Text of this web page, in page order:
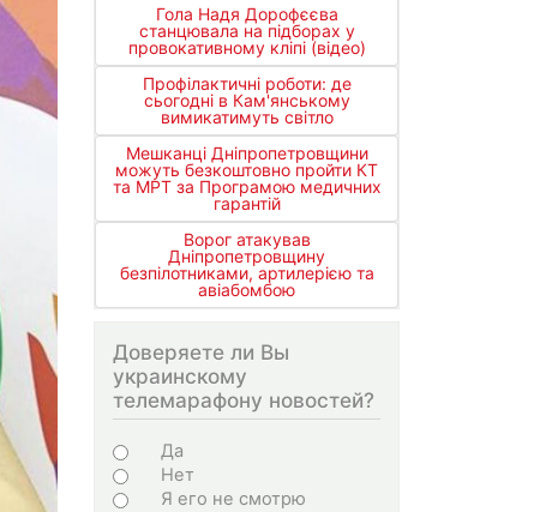
Гола Надя Дорофєєва
станцювала на підборах у
провокативному кліпі (відео)
Профілактичні роботи: де
сьогодні в Кам'янському
вимикатимуть світло
Мешканці Дніпропетровщини
можуть безкоштовно пройти КТ
та МРТ за Програмою медичних
гарантій
Ворог атакував
Дніпропетровщину
безпілотниками, артилерією та
авіабомбою
Доверяете ли Вы
украинскому
телемарафону новостей?
Choices
Да
Нет
Я его не смотрю